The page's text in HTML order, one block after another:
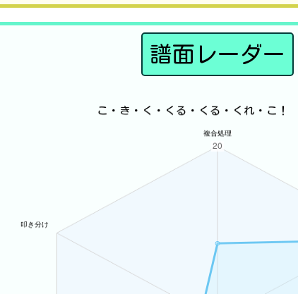
譜面レーダー